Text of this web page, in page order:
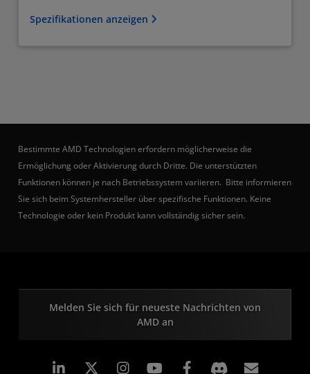
Spezifikationen anzeigen
Bestimmte AMD Technologien erfordern möglicherweise die
Ermöglichung oder Aktivierung durch Dritte. Die unterstützten
Funktionen können je nach Betriebssystem variieren. Bitte informieren
Sie sich beim Systemhersteller über spezifische Funktionen. Keine
Technologie oder kein Produkt kann vollständig sicher sein.
Melden Sie sich für neueste Nachrichten von
AMD an
LinkedIn Instagram Facebook